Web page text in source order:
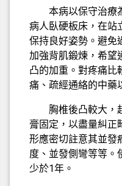
本病以保守治療
病人臥硬板床，在站
保持良好姿勢。避免
加強背肌鍛煉，希望
凸的加重。對疼痛比
痛、疏經通絡的中藥
胸椎後凸較大，超
膏固定，以盡量糾正
形應密切註意其並發
度、並發側彎等等。
少於1年。